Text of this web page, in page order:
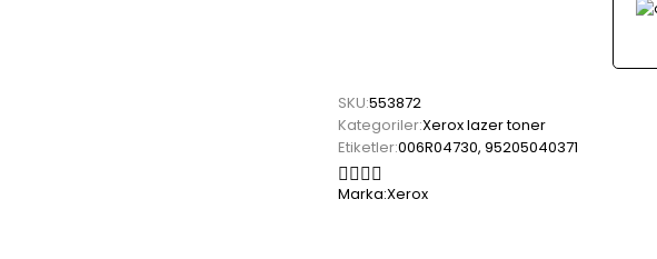
SKU:553872
Kategoriler:Xerox lazer toner
Etiketler:006R04730, 95205040371
Marka:Xerox